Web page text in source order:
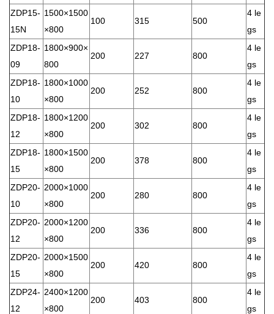
ZDP15-
15N
1500×1500
×800
100 315 500
4 le
gs
ZDP18-
09
1800×900×
800
200 227 800
4 le
gs
ZDP18-
10
1800×1000
×800
200 252 800
4 le
gs
ZDP18-
12
1800×1200
×800
200 302 800
4 le
gs
ZDP18-
15
1800×1500
×800
200 378 800
4 le
gs
ZDP20-
10
2000×1000
×800
200 280 800
4 le
gs
ZDP20-
12
2000×1200
×800
200 336 800
4 le
gs
ZDP20-
15
2000×1500
×800
200 420 800
4 le
gs
ZDP24-
12
2400×1200
×800
200 403 800
4 le
gs